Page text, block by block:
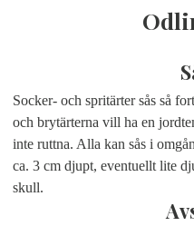
Socker- och spritärter sås så
och brytärterna vill ha en
inte ruttna. Alla kan sås i
ca. 3 cm djupt, eventuellt lite
skull.